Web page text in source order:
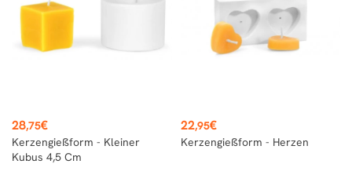
Preis
28,75€
Kerzengießform - Kleiner
Kubus 4,5 Cm
Preis
22,95€
Kerzengießform - Herzen